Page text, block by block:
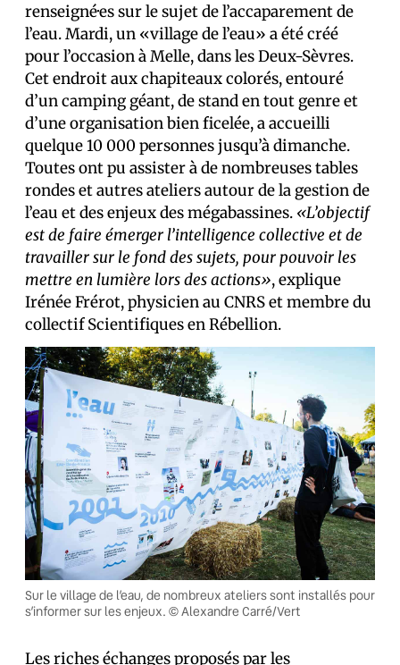
renseigné·es sur le sujet de l’accaparement de
l’eau. Mardi, un «village de l’eau» a été créé
pour l’occasion à Melle, dans les Deux-Sèvres.
Cet endroit aux chapiteaux colorés, entouré
d’un camping géant, de stand en tout genre et
d’une organisation bien ficelée, a accueilli
quelque 10 000 personnes jusqu’à dimanche.
Toutes ont pu assister à de nombreuses tables
rondes et autres ateliers autour de la gestion de
l’eau et des enjeux des mégabassines. «L’objectif
est de faire émerger l’intelligence collective et de
travailler sur le fond des sujets, pour pouvoir les
mettre en lumière lors des actions», explique
Irénée Frérot, physicien au CNRS et membre du
collectif Scientifiques en Rébellion.
Sur le village de l’eau, de nombreux ateliers sont installés pour
s’informer sur les enjeux. © Alexandre Carré/Vert
Les riches échanges proposés par les